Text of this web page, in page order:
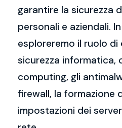
garantire la sicurezza
personali e aziendali.
esploreremo il ruolo di
sicurezza informatica,
computing, gli
firewall, la formazione
impostazioni dei